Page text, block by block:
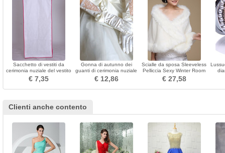
Sacchetto di vestiti da
cerimonia nuziale del vestito
di polvere di bianco grande
lunga
€ 7,35
Gonna di autunno dei
guanti di cerimonia nuziale
del tessuto del merletto di
fascino
€ 12,86
Scialle da sposa Sleeveless
Pelliccia Sexy Winter Room
€ 27,58
Clienti anche contento